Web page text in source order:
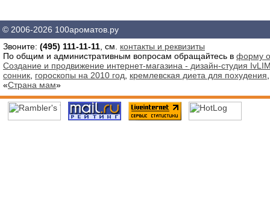
© 2006-2026 100ароматов.ру
Звоните: (495) 111-11-11 , см. контакты и реквизиты
По общим и административным вопросам обращайтесь в форму
Создание и продвижение интернет-магазина - дизайн-студия
сонник гороскопы на 2010 год кремлевская диета для похудения
«Страна мам»